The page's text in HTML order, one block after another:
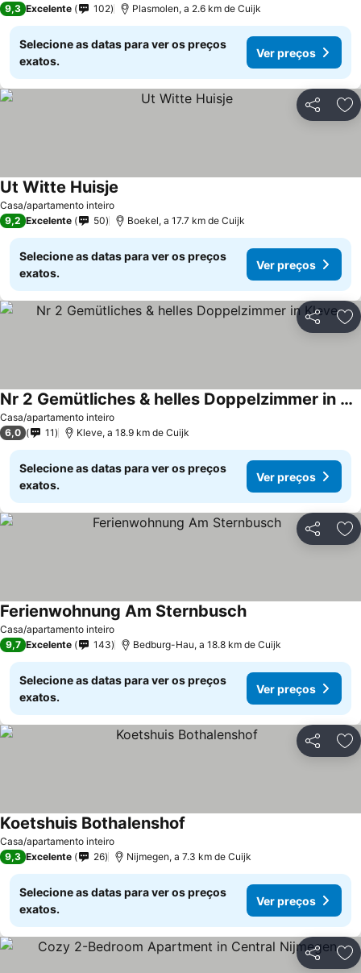
9,3 Excelente 102 Plasmolen, a 2.6 km de Cuijk
Selecione as datas para ver os preços
exatos.
Ver preços
Partilhar
Casa/apartamento inteiro
Ut Witte Huisje
9,2 Excelente 50 Boekel, a 17.7 km de Cuijk
Selecione as datas para ver os preços
exatos.
Ver preços
Partilhar
Casa/apartamento inteiro
Nr 2 Gemütliches & helles Doppelzimmer in Kleve
Ver preços
6,0 11 Kleve, a 18.9 km de Cuijk
Selecione as datas para ver os preços
exatos.
Ver preços
Partilhar
Casa/apartamento inteiro
Ferienwohnung Am SternbuschVer preços
9,7 Excelente 143 Bedburg-Hau, a 18.8 km de Cuijk
Selecione as datas para ver os preços
exatos.
Ver preços
Partilhar
Casa/apartamento inteiro
Koetshuis Bothalenshof
9,3 Excelente 26 Nijmegen, a 7.3 km de Cuijk
Selecione as datas para ver os preços
exatos.
Ver preços
Partilhar